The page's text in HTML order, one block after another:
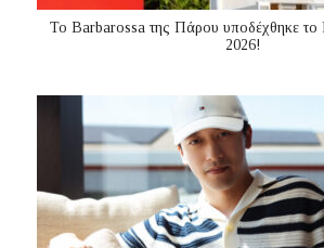
Το Barbarossa της Πάρου υποδέχθηκε το
2026!